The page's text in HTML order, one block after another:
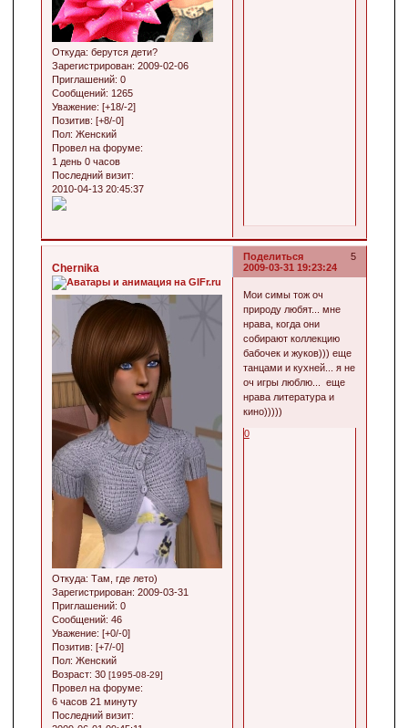
Откуда: берутся дети?
Зарегистрирован: 2009-02-06
Приглашений: 0
Сообщений: 1265
Уважение: [+18/-2]
Позитив: [+8/-0]
Пол: Женский
Провел на форуме:
1 день 0 часов
Последний визит:
2010-04-13 20:45:37
Поделиться
5
2009-03-31 19:23:24
Chernika
Откуда: Там, где лето)
Зарегистрирован: 2009-03-31
Приглашений: 0
Сообщений: 46
Уважение: [+0/-0]
Позитив: [+7/-0]
Пол: Женский
Возраст: 30 [1995-08-29]
Провел на форуме:
6 часов 21 минуту
Последний визит:
Мои симы тож оч
природу любят... мне
нрава, когда они
собирают коллекцию
бабочек и жуков))) еще
танцами и кухней... я не
оч игры люблю... еще
нрава литература и
кино)))))
0